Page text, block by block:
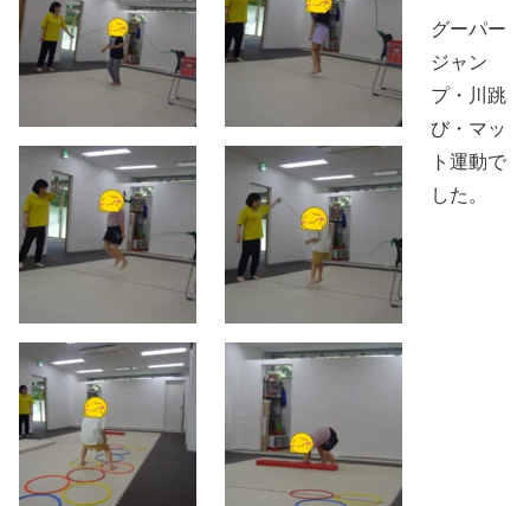
グーパー
ジャン
プ・川跳
び・マッ
ト運動で
した。